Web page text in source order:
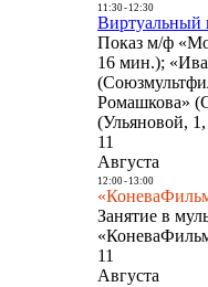
11:30- 12:30
Виртуальный
Показ м/ф
16 мин.);
Ромашкова»
(Ульяновой,
11
Августа
12:00- 13:00
Занятие в
11
Августа